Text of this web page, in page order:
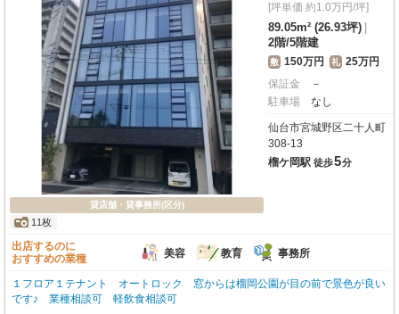
貸店舗・貸事務所(区分)
11枚
[坪単価 約1.0万円/坪]
89.05m² (26.93坪)
2階/5階建
敷 150万円 礼 25万円
保証金
－
駐車場
なし
仙台市宮城野区二十人町
308-13
榴ケ岡駅 徒歩5分
出店するのに
おすすめの業種
美容 教育 事務所
１フロア１テナント オートロック 窓からは榴岡公園が目の前で景色が良い
です♪ 業種相談可 軽飲食相談可